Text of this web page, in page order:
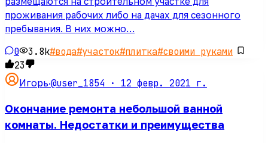
проживания рабочих либо на дачах для сезонного
пребывания. В них можно…
0 3.8k#вода#участок#плитка#своими руками
23
Игорь·@user_1854 · 12 февр. 2021 г.
Окончание ремонта небольшой ванной
комнаты. Недостатки и преимущества